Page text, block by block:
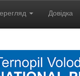
Довідка